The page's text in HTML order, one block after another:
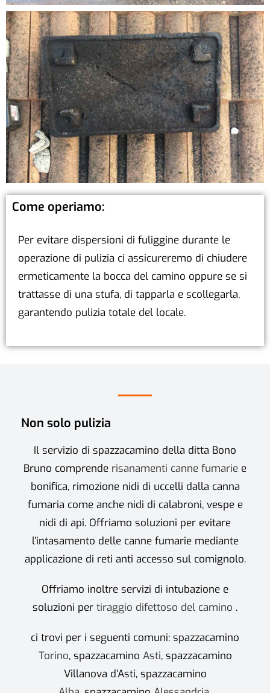
Come operiamo:
Per evitare dispersioni di fuliggine durante le
operazione di pulizia ci assicureremo di chiudere
ermeticamente la bocca del camino oppure se si
trattasse di una stufa, di tapparla e scollegarla,
garantendo pulizia totale del locale.
Non solo pulizia
Il servizio di spazzacamino della ditta Bono
Bruno comprende risanamenti canne fumarie e
bonifica, rimozione nidi di uccelli dalla canna
fumaria come anche nidi di calabroni, vespe e
nidi di api. Offriamo soluzioni per evitare
l’intasamento delle canne fumarie mediante
applicazione di reti anti accesso sul comignolo.
Offriamo inoltre servizi di intubazione e
soluzioni per tiraggio difettoso del camino .
ci trovi per i seguenti comuni: spazzacamino
Torino, spazzacamino Asti, spazzacamino
Villanova d’Asti, spazzacamino